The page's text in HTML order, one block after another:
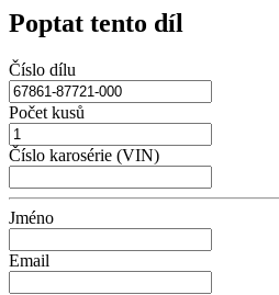
Poptat tento díl
Číslo dílu
Počet kusů
Číslo karosérie (VIN)
Jméno
Email